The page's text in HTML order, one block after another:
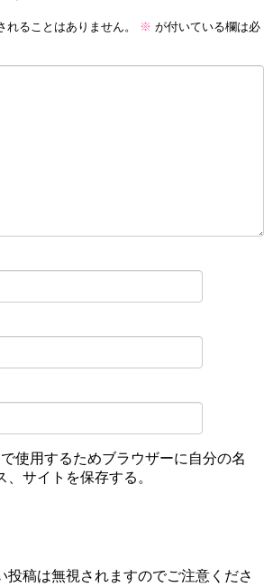
れることはありません。 ※ が付いている欄は必
使用するためブラウザーに自分の名
サイトを保存する。
投稿は無視されますのでご注意くださ